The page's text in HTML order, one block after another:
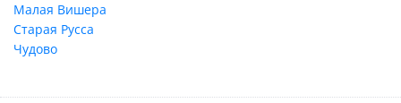
Малая Вишера
Старая Русса
Чудово